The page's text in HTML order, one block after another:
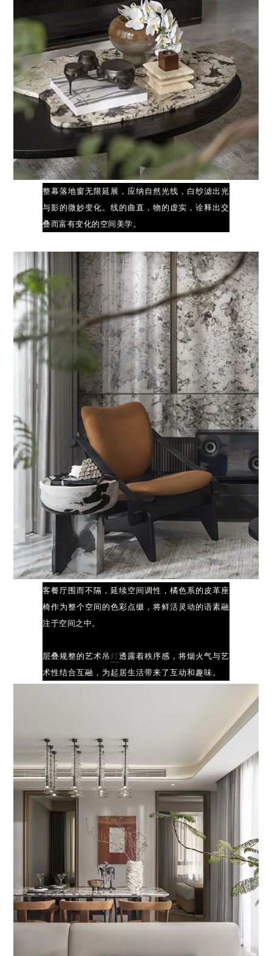
整幕落地窗无限延展，应纳自然光线，白纱滤出光
与影的微妙变化。线的曲直，物的虚实，诠释出交
叠而富有变化的空间美学。
客餐厅围而不隔，延续空间调性，橘色系的皮革座
椅作为整个空间的色彩点缀，将鲜活灵动的语素融
注于空间之中。
层叠规整的艺术吊 灯透露着秩序感，将烟火气与艺
术性结合互融，为起居生活带来了互动和趣味。